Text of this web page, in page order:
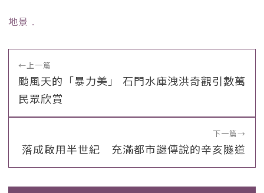
地景 ﹒
←上一篇
颱風天的「暴力美」 石門水庫洩洪奇觀引數萬
民眾欣賞
下一篇→
落成啟用半世紀 充滿都市謎傳說的辛亥隧道